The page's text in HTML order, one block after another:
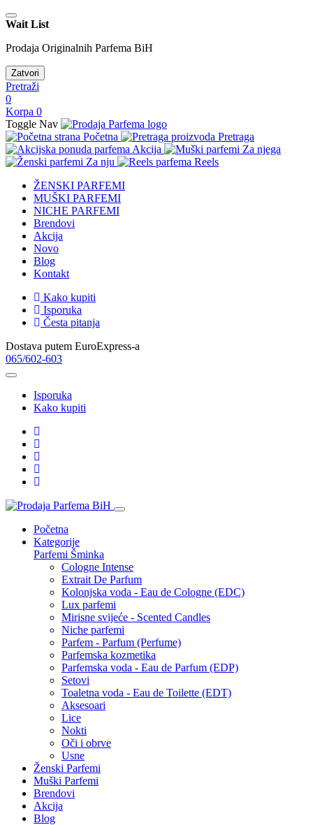
Wait List
Prodaja Originalnih Parfema BiH
Zatvori
Pretraži
0
Korpa 0
Toggle Nav
Početna
Pretraga
Akcija
Za njega
Za nju
Reels
ŽENSKI PARFEMI
MUŠKI PARFEMI
NICHE PARFEMI
Brendovi
Akcija
Novo
Blog
Kontakt
Kako kupiti
Isporuka
Česta pitanja
Dostava putem EuroExpress-a
065/602-603
Isporuka
Kako kupiti
Početna
Kategorije
Parfemi Šminka
Cologne Intense
Extrait De Parfum
Kolonjska voda - Eau de Cologne (EDC)
Lux parfemi
Mirisne svijeće - Scented Candles
Niche parfemi
Parfem - Parfum (Perfume)
Parfemska kozmetika
Parfemska voda - Eau de Parfum (EDP)
Setovi
Toaletna voda - Eau de Toilette (EDT)
Aksesoari
Lice
Nokti
Oči i obrve
Usne
Ženski Parfemi
Muški Parfemi
Brendovi
Akcija
Blog